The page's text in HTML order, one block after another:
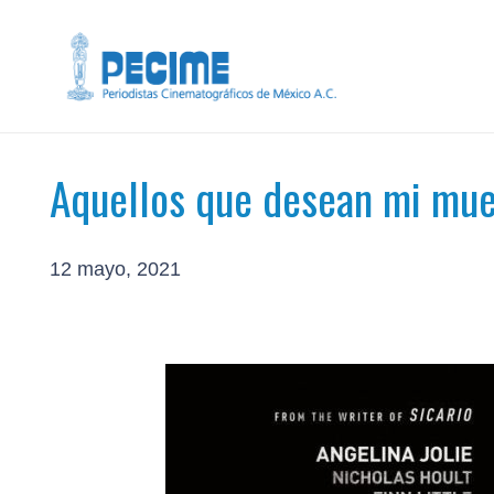
Aquellos que desean mi
12 mayo, 2021